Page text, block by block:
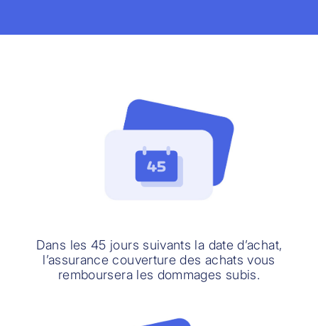
Dans les 45 jours suivants la date d’achat,
l’assurance couverture des achats vous
remboursera les dommages subis.